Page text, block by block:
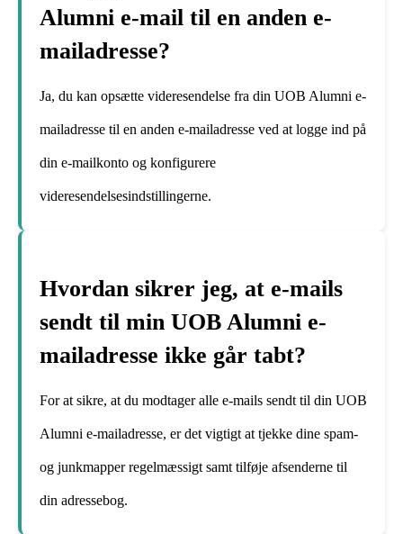
Alumni e-mail til en anden e-
mailadresse?
Ja, du kan opsætte videresendelse fra din UOB Alumni e-
mailadresse til en anden e-mailadresse ved at logge ind på
din e-mailkonto og konfigurere
videresendelsesindstillingerne.
Hvordan sikrer jeg, at e-mails
sendt til min UOB Alumni e-
mailadresse ikke går tabt?
For at sikre, at du modtager alle e-mails sendt til din UOB
Alumni e-mailadresse, er det vigtigt at tjekke dine spam-
og junkmapper regelmæssigt samt tilføje afsenderne til
din adressebog.